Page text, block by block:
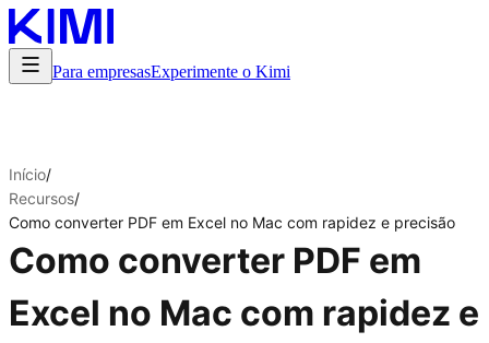
Para empresasExperimente o Kimi
Início/
Recursos/
Como converter PDF em Excel no Mac com rapidez e precisão
Como converter PDF em
Excel no Mac com rapidez e